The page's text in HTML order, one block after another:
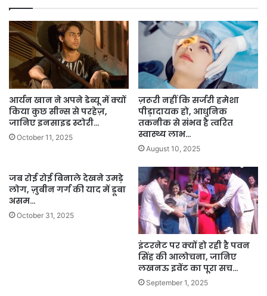
आर्यन खान ने अपने डेब्यू में क्यों
किया कुछ सीन्स से परहेज़,
जानिए इनसाइड स्टोरी…
October 11, 2025
ज़रूरी नहीं कि सर्जरी हमेशा
पीड़ादायक हो, आधुनिक
तकनीक से संभव है त्वरित
स्वास्थ्य लाभ…
August 10, 2025
जब रोई रोई बिनाले देखने उमड़े
लोग, ज़ुबीन गर्ग की याद में डूबा
असम…
October 31, 2025
इंटरनेट पर क्यों हो रही है पवन
सिंह की आलोचना, जानिए
लखनऊ इवेंट का पूरा सच…
September 1, 2025